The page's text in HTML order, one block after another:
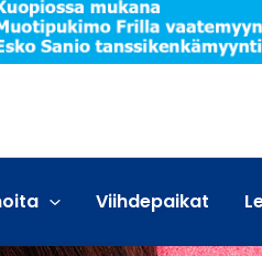
Viihdepaikat